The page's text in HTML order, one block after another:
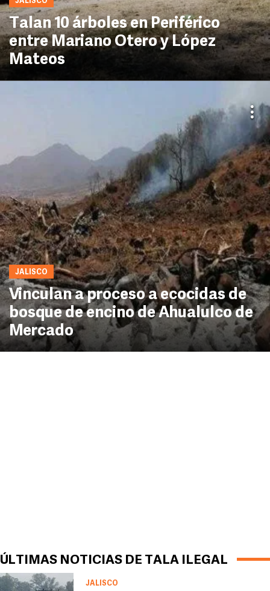
Talan 10 árboles en Periférico
entre Mariano Otero y López
Mateos
JALISCO
Vinculan a proceso a ecocidas de
bosque de encino de Ahualulco de
Mercado
ÚLTIMAS NOTICIAS DE TALA ILEGAL
JALISCO